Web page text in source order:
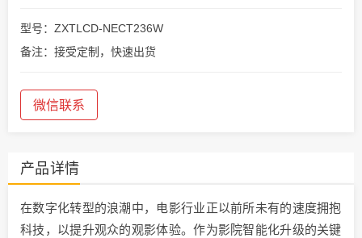
型号：ZXTLCD-NECT236W
备注：接受定制，快速出货
微信联系
产品详情
在数字化转型的浪潮中，电影行业正以前所未有的速度拥抱
科技，以提升观众的观影体验。作为影院智能化升级的关键